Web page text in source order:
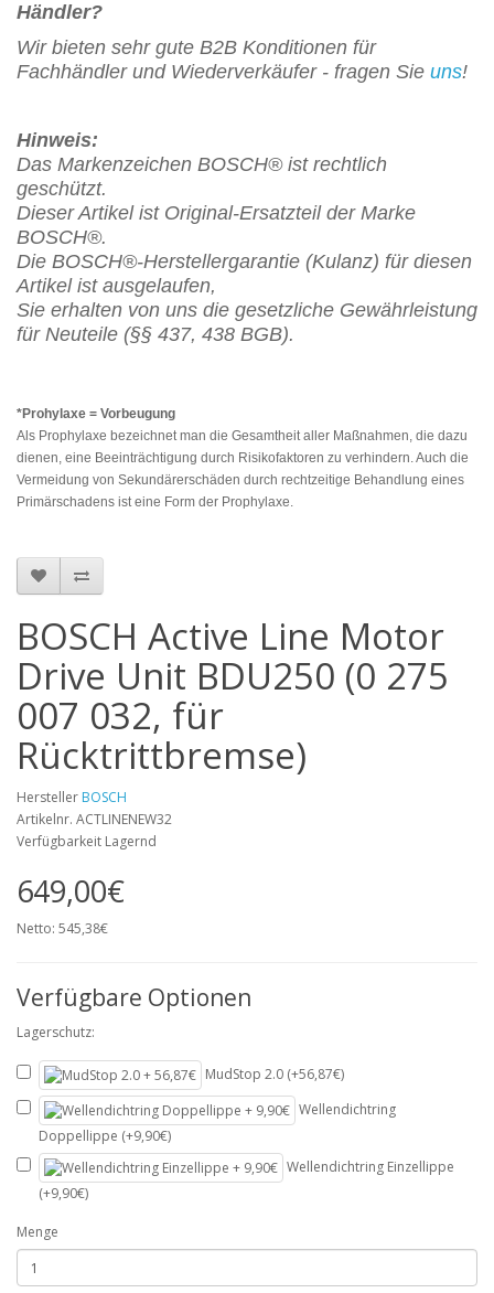
Händler?
Wir bieten sehr gute B2B Konditionen für
Fachhändler und Wiederverkäufer - fragen Sie uns!
Hinweis:
Das Markenzeichen BOSCH® ist rechtlich
geschützt.
Dieser Artikel ist Original-Ersatzteil der Marke
BOSCH®.
Die BOSCH®-Herstellergarantie (Kulanz) für diesen
Artikel ist ausgelaufen,
Sie erhalten von uns die gesetzliche Gewährleistung
für Neuteile (§§ 437, 438 BGB).
*Prohylaxe = Vorbeugung
Als Prophylaxe bezeichnet man die Gesamtheit aller Maßnahmen, die dazu
dienen, eine Beeinträchtigung durch Risikofaktoren zu verhindern. Auch die
Vermeidung von Sekundärerschäden durch rechtzeitige Behandlung eines
Primärschadens ist eine Form der Prophylaxe.
BOSCH Active Line Motor
Drive Unit BDU250 (0 275
007 032, für
Rücktrittbremse)
Hersteller BOSCH
Artikelnr. ACTLINENEW32
Verfügbarkeit Lagernd
649,00€
Netto: 545,38€
Verfügbare Optionen
Lagerschutz:
MudStop 2.0 (+56,87€)
Wellendichtring
Doppellippe (+9,90€)
Wellendichtring Einzellippe
(+9,90€)
Menge